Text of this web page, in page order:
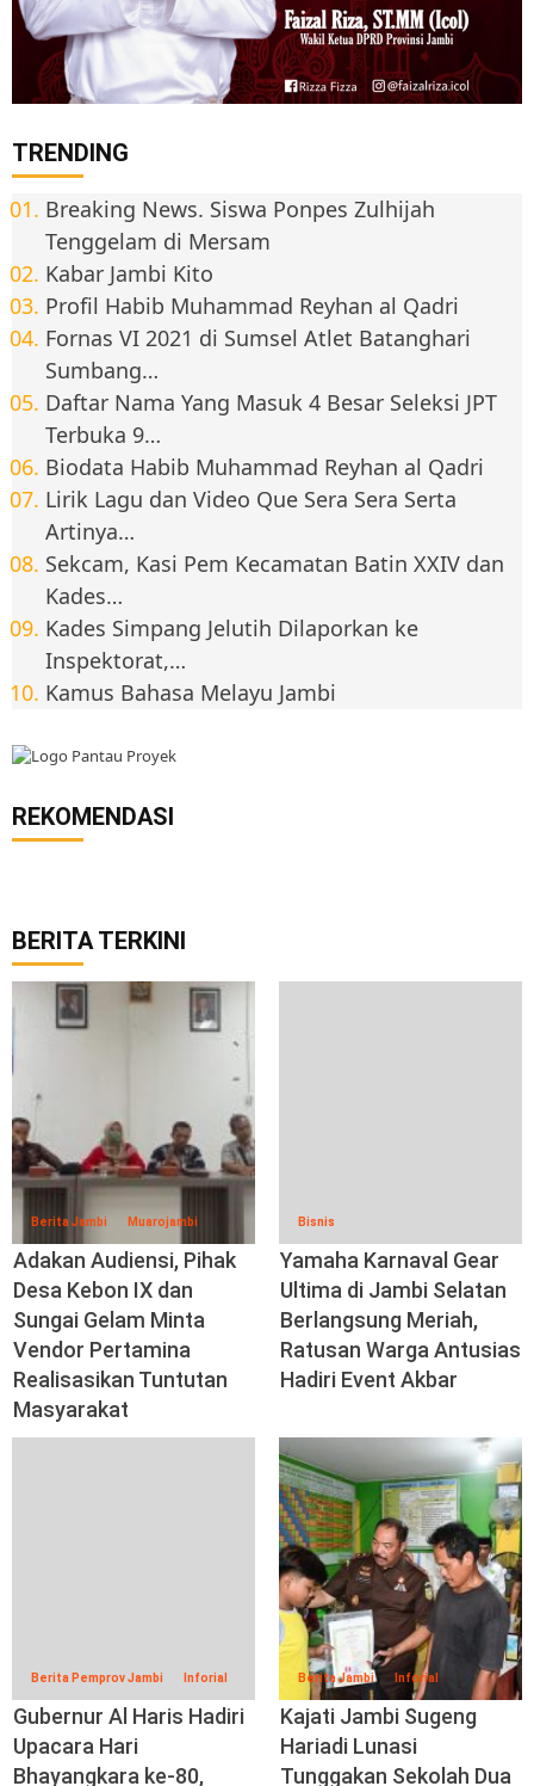
TRENDING
Breaking News. Siswa Ponpes Zulhijah
Tenggelam di Mersam
Kabar Jambi Kito
Profil Habib Muhammad Reyhan al Qadri
Fornas VI 2021 di Sumsel Atlet Batanghari
Sumbang…
Daftar Nama Yang Masuk 4 Besar Seleksi JPT
Terbuka 9…
Biodata Habib Muhammad Reyhan al Qadri
Lirik Lagu dan Video Que Sera Sera Serta
Artinya…
Sekcam, Kasi Pem Kecamatan Batin XXIV dan
Kades…
Kades Simpang Jelutih Dilaporkan ke
Inspektorat,…
Kamus Bahasa Melayu Jambi
REKOMENDASI
BERITA TERKINI
Berita Jambi Muarojambi
Adakan Audiensi, Pihak
Desa Kebon IX dan
Sungai Gelam Minta
Vendor Pertamina
Realisasikan Tuntutan
Masyarakat
Bisnis
Yamaha Karnaval Gear
Ultima di Jambi Selatan
Berlangsung Meriah,
Ratusan Warga Antusias
Hadiri Event Akbar
Berita Pemprov Jambi Inforial
Gubernur Al Haris Hadiri
Upacara Hari
Bhayangkara ke-80,
Berita Jambi Inforial
Kajati Jambi Sugeng
Hariadi Lunasi
Tunggakan Sekolah Dua